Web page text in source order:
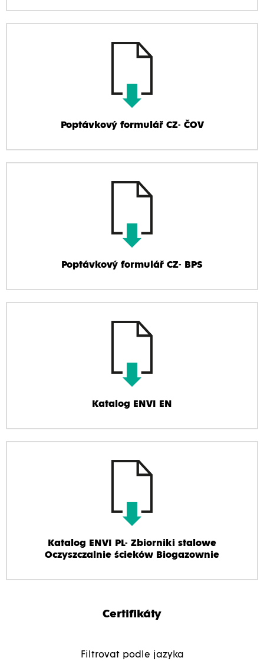
Poptávkový formulář CZ- ČOV
Poptávkový formulář CZ- BPS
Katalog ENVI EN
Katalog ENVI PL- Zbiorniki stalowe
Oczyszczalnie ścieków Biogazownie
Certifikáty
Filtrovat podle jazyka